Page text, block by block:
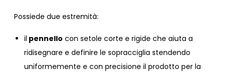
Possiede due estremità:
il pennello con setole corte e rigide che aiuta a
ridisegnare e definire le sopracciglia stendendo
uniformemente e con precisione il prodotto per la